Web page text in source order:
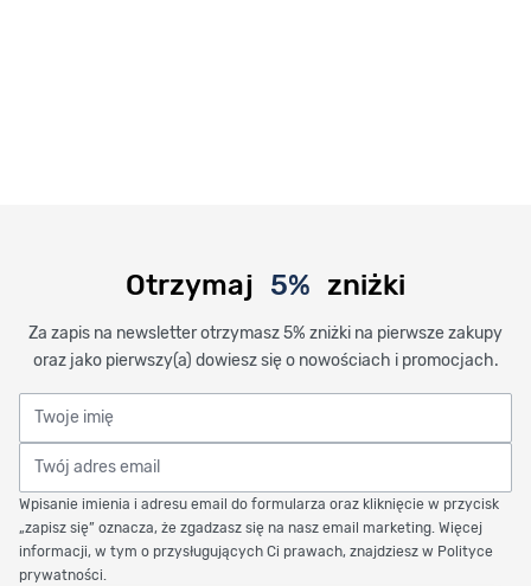
Otrzymaj 5% zniżki
Za zapis na newsletter otrzymasz 5% zniżki na pierwsze zakupy
oraz jako pierwszy(a) dowiesz się o nowościach i promocjach.
Twoje imię
Twój adres email
Wpisanie imienia i adresu email do formularza oraz kliknięcie w przycisk
„zapisz się” oznacza, że zgadzasz się na nasz email marketing. Więcej
informacji, w tym o przysługujących Ci prawach, znajdziesz w Polityce
prywatności.